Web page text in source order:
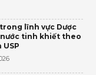
lĩnh vực Dược
nước tinh khiết theo